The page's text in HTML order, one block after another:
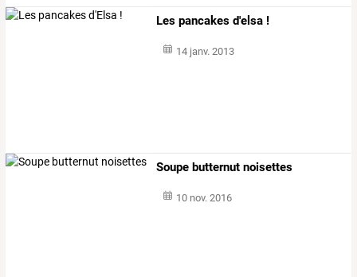
Les pancakes d'elsa !
14 janv. 2013
Soupe butternut noisettes
10 nov. 2016